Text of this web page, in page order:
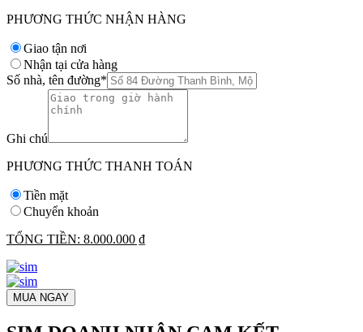
PHƯƠNG THỨC NHẬN HÀNG
Giao tận nơi
Nhận tại cửa hàng
Số nhà, tên đường*
Ghi chú
PHƯƠNG THỨC THANH TOÁN
Tiền mặt
Chuyển khoản
TỔNG TIỀN: 8.000.000 ₫
MUA NGAY